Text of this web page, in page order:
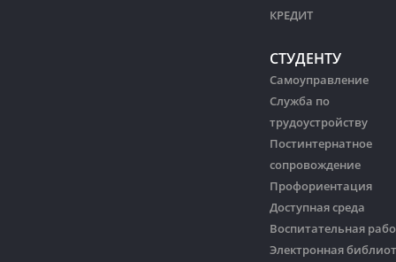
КРЕДИТ
СТУДЕНТУ
Самоуправление
Служба по
трудоустройству
Постинтернатное
сопровождение
Профориентация
Доступная среда
Воспитательная
Электронная